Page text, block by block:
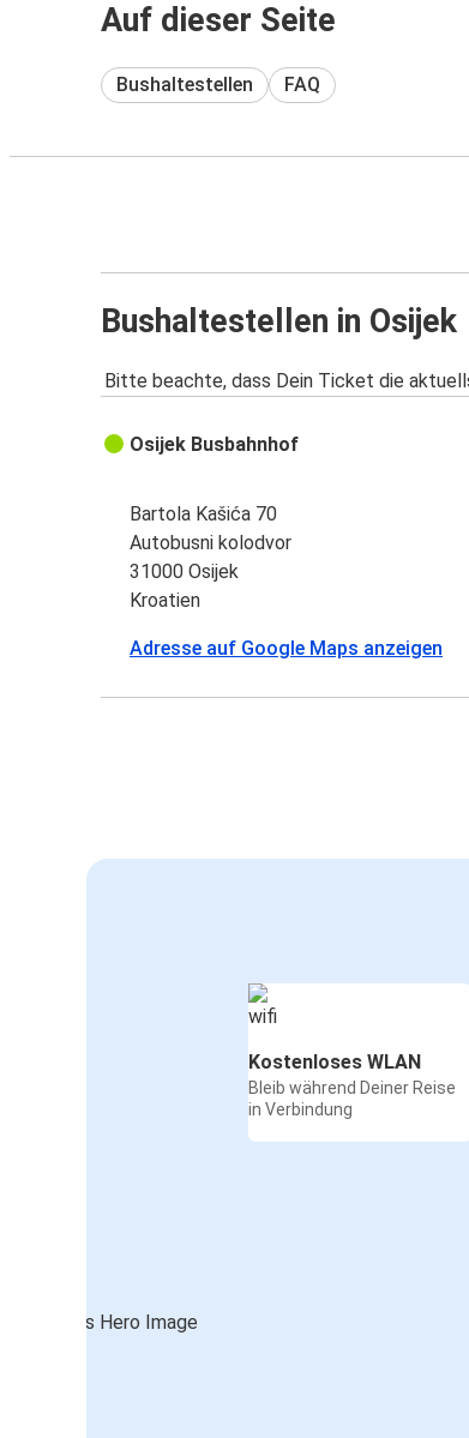
Auf dieser Seite
Bushaltestellen FAQ
Bushaltestellen in Osijek
Bitte beachte, dass Dein Ticket die
Osijek Busbahnhof
Bartola Kašića 70
Autobusni kolodvor
31000 Osijek
Kroatien
Adresse auf Google Maps anzeigen
Kostenloses WLAN
Bleib während Deiner Reise
in Verbindung